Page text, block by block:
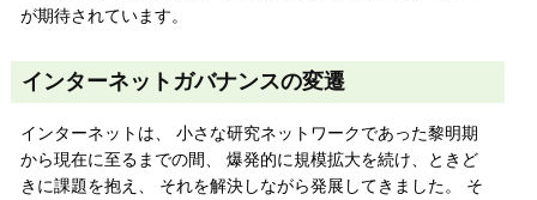
が期待されています。
インターネットガバナンスの変遷
インターネットは、 小さな研究ネットワークであった黎明期
から現在に至るまでの間、 爆発的に規模拡大を続け、ときど
きに課題を抱え、 それを解決しながら発展してきました。 そ